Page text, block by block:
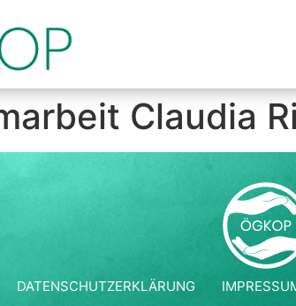
Claudia
DATENSCHUTZERKLÄRUNG